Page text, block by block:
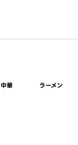
中華 ラーメン